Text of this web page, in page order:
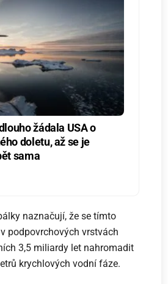
žádala USA o
doletu, až se je
sama
naznačují, že se tímto
podpovrchových vrstvách
3,5 miliardy let nahromadit
krychlových vodní fáze.